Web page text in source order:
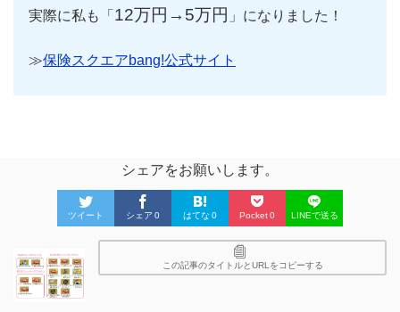
実際に私も「 12万円→5万円 」になりました！
≫保険スクエアbang!公式サイト
シェアをお願いします。
ツイート シェア 0 はてな 0 Pocket0 LINEで送る
この記事のタイトルとURLをコピーする